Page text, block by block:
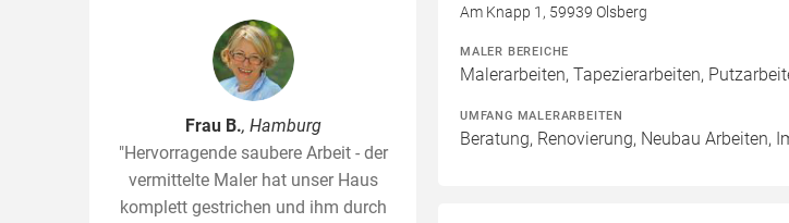
Frau B., Hamburg
"Hervorragende saubere Arbeit - der
vermittelte Maler hat unser Haus
komplett gestrichen und ihm durch
Am Knapp 1, 59939 Olsberg
MALER BEREICHE
Malerarbeiten, Tapezierarbeiten,
UMFANG MALERARBEITEN
Beratung, Renovierung, Neubau Arbeiten,